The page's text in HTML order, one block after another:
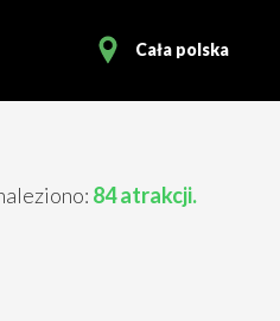
Cała polska
84 atrakcji.